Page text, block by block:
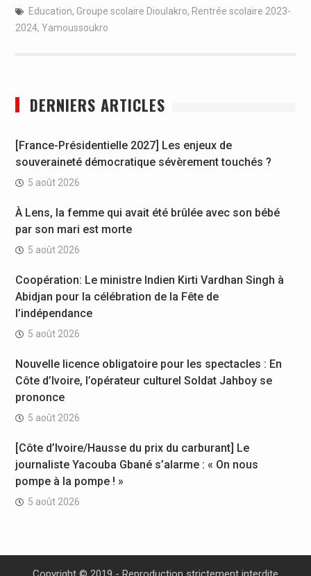
Education, Groupe scolaire Dioulakro, Rentrée scolaire 2023-
2024, Yamoussoukro
DERNIERS ARTICLES
[France-Présidentielle 2027] Les enjeux de
souveraineté démocratique sévèrement touchés ?
5 août 2026
À Lens, la femme qui avait été brûlée avec son bébé
par son mari est morte
5 août 2026
Coopération: Le ministre Indien Kirti Vardhan Singh à
Abidjan pour la célébration de la Fête de
l’indépendance
5 août 2026
Nouvelle licence obligatoire pour les spectacles : En
Côte d’Ivoire, l’opérateur culturel Soldat Jahboy se
prononce
5 août 2026
[Côte d’Ivoire/Hausse du prix du carburant] Le
journaliste Yacouba Gbané s’alarme : « On nous
pompe à la pompe ! »
5 août 2026